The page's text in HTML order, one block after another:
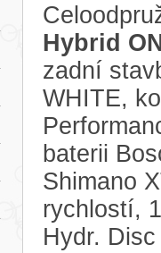
Hybrid
zadní
WHITE,
baterii
Shimano
rychlostí,
Hydr.